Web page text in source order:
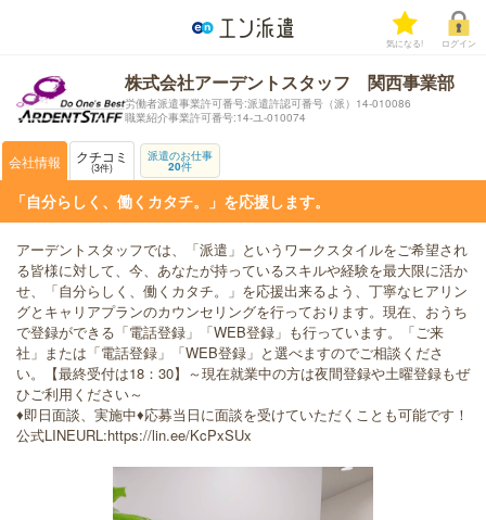
気になる! ログイン
株式会社アーデントスタッフ 関西事業部
労働者派遣事業許可番号:派遣許認可番号（派）14-010086
職業紹介事業許可番号:14-ユ-010074
会社情報 クチコミ
3件
派遣のお仕事
20件
「自分らしく、働くカタチ。」を応援します。
アーデントスタッフでは、「派遣」というワークスタイルをご希望され
る皆様に対して、今、あなたが持っているスキルや経験を最大限に活か
せ、「自分らしく、働くカタチ。」を応援出来るよう、丁寧なヒアリン
グとキャリアプランのカウンセリングを行っております。現在、おうち
で登録ができる「電話登録」「WEB登録」も行っています。「ご来
社」または「電話登録」「WEB登録」と選べますのでご相談くださ
い。【最終受付は18：30】～現在就業中の方は夜間登録や土曜登録もぜ
ひご利用ください～
♦即日面談、実施中♦応募当日に面談を受けていただくことも可能です！
公式LINEURL:https://lin.ee/KcPxSUx